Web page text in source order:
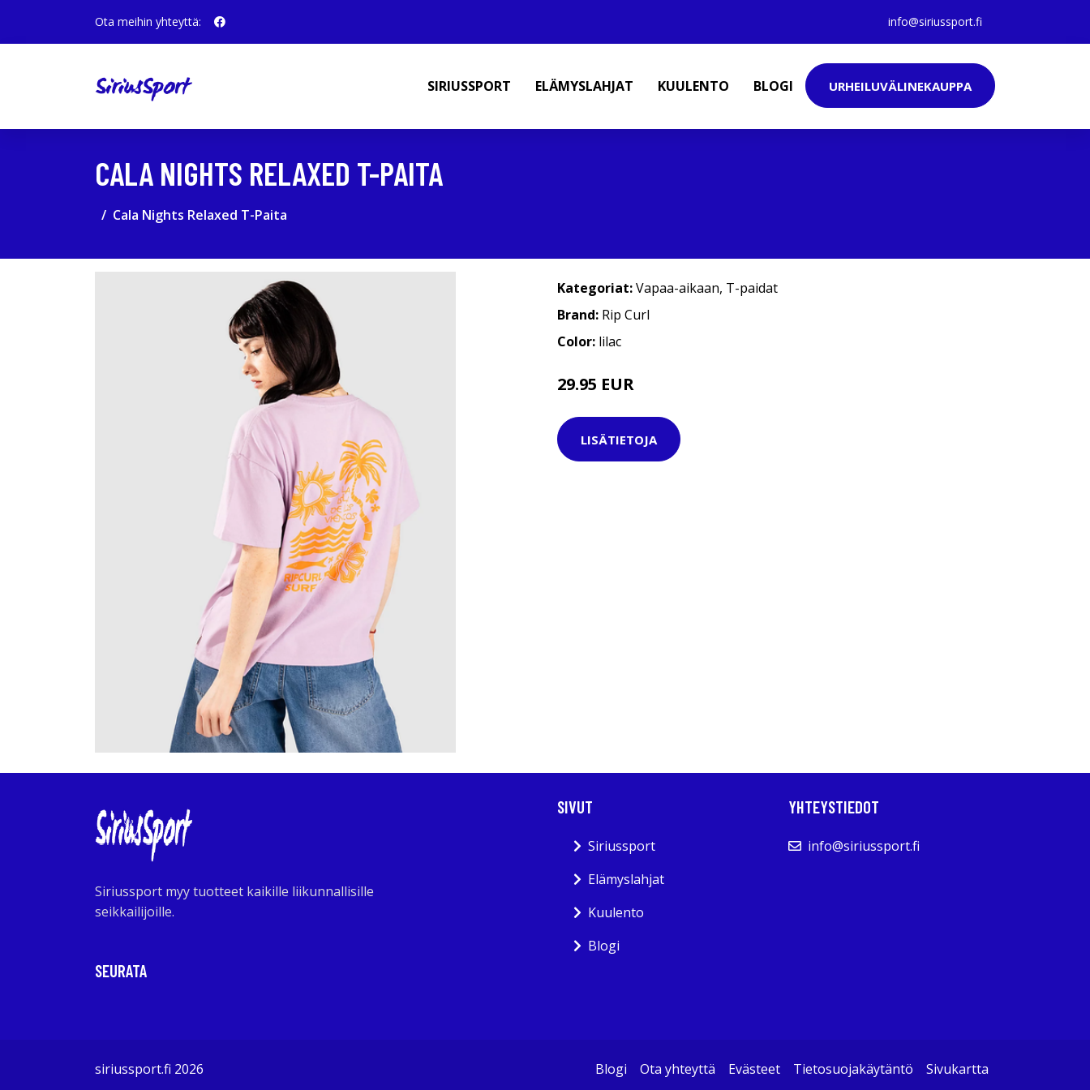
Ota meihin yhteyttä: info@siriussport.fi
SIRIUSSPORT ELÄMYSLAHJAT KUULENTO BLOGI URHEILUVÄLINEKAUPPA
CALA NIGHTS RELAXED T-PAITA
Cala Nights Relaxed T-Paita
Kategoriat:Vapaa-aikaan, T-paidat
Brand: Rip Curl
Color: lilac
29.95 EUR
LISÄTIETOJA
Siriussport myy tuotteet kaikille liikunnallisille
seikkailijoille.
SEURATA
SIVUT
Siriussport
Elämyslahjat
Kuulento
Blogi
YHTEYSTIEDOT
info@siriussport.fi
siriussport.fi 2026 Blogi Ota yhteyttä Evästeet Tietosuojakäytäntö Sivukartta